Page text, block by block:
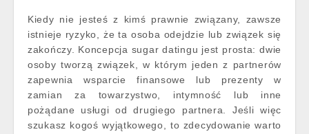
Kiedy nie jesteś z kimś prawnie związany, zawsze
istnieje ryzyko, że ta osoba odejdzie lub związek się
zakończy. Koncepcja sugar datingu jest prosta: dwie
osoby tworzą związek, w którym jeden z partnerów
zapewnia wsparcie finansowe lub prezenty w
zamian za towarzystwo, intymność lub inne
pożądane usługi od drugiego partnera. Jeśli więc
szukasz kogoś wyjątkowego, to zdecydowanie warto